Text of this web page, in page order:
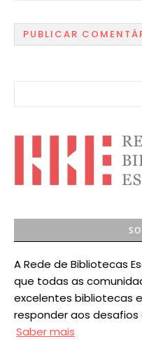
A Rede de Bibliotecas
que todas as
excelentes bibliotecas
responder aos
Saber mais